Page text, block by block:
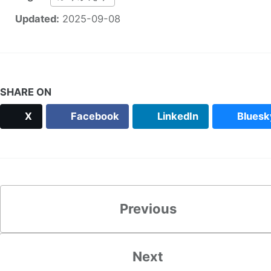
Updated: 2025-09-08
SHARE ON
X Facebook LinkedIn
Previous
Next